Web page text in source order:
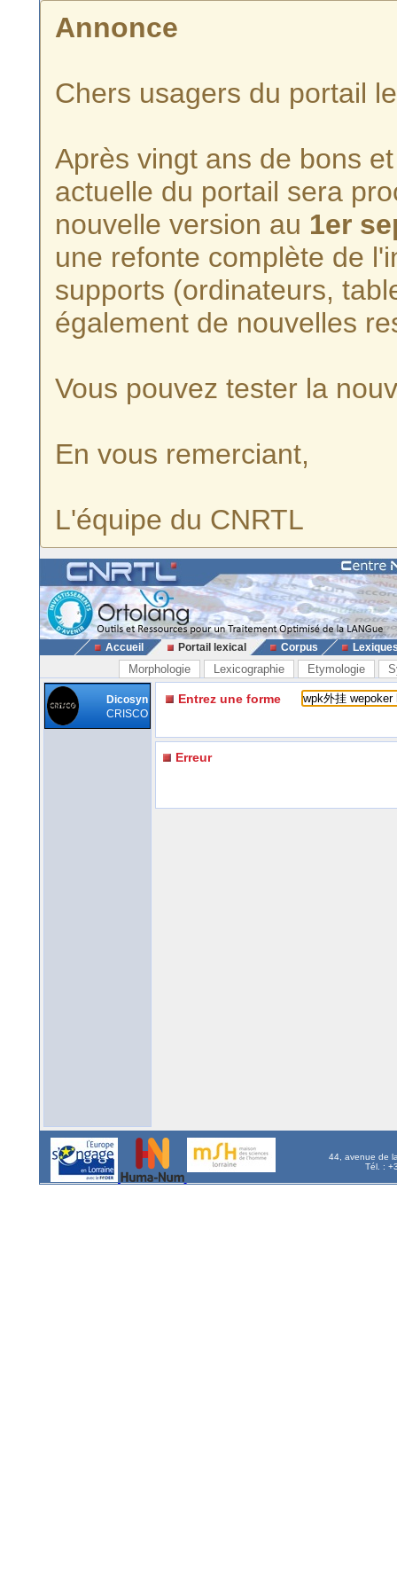
Annonce
Chers usagers du portail
Après vingt ans de bons
actuelle du portail sera
nouvelle version au 1er
une refonte complète de
supports (ordinateurs,
également de nouvelles
Vous pouvez tester la
En vous remerciant,
L'équipe du CNRTL
Accueil Portail lexical Corpus
Morphologie Lexicographie Etymologie
Dicosyn
CRISCO
Entrez une forme
Erreur
44, avenue de
Tél. :